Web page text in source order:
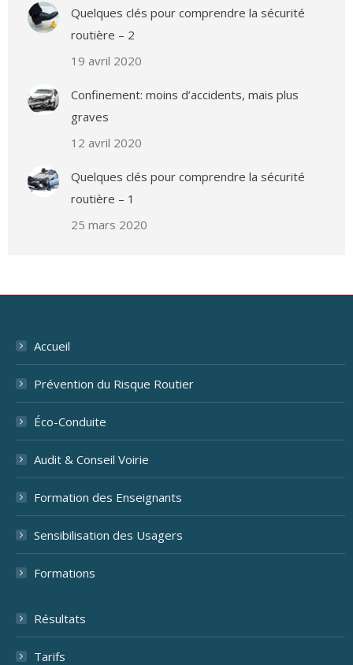
Quelques clés pour comprendre la sécurité
routière – 2
19 avril 2020
Confinement: moins d’accidents, mais plus
graves
12 avril 2020
Quelques clés pour comprendre la sécurité
routière – 1
25 mars 2020
Accueil
Prévention du Risque Routier
Éco-Conduite
Audit & Conseil Voirie
Formation des Enseignants
Sensibilisation des Usagers
Formations
Résultats
Tarifs